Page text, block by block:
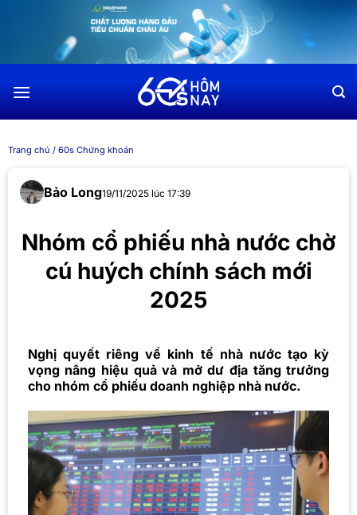
dung
Trang chủ / 60s Chứng khoán
Bảo Long19/11/2025 lúc 17:39
Nhóm cổ phiếu nhà nước chờ
cú huých chính sách mới
2025
Nghị quyết riêng về kinh tế nhà nước tạo kỳ
vọng nâng hiệu quả và mở dư địa tăng trưởng
cho nhóm cổ phiếu doanh nghiệp nhà nước.